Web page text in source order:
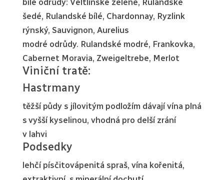
šedé, Rulandské bílé, Chardonnay, Ryzlink
rýnský, Sauvignon, Aurelius
modré odrůdy. Rulandské modré, Frankovka,
Cabernet Moravia, Zweigeltrebe, Merlot
Viniční tratě:
Hastrmany
těžší půdy s jílovitým podložím dávají vína plná
s vyšší kyselinou, vhodná pro delší zrání
v lahvi
Podsedky
lehčí písčitovápenitá spraš, vína kořenitá,